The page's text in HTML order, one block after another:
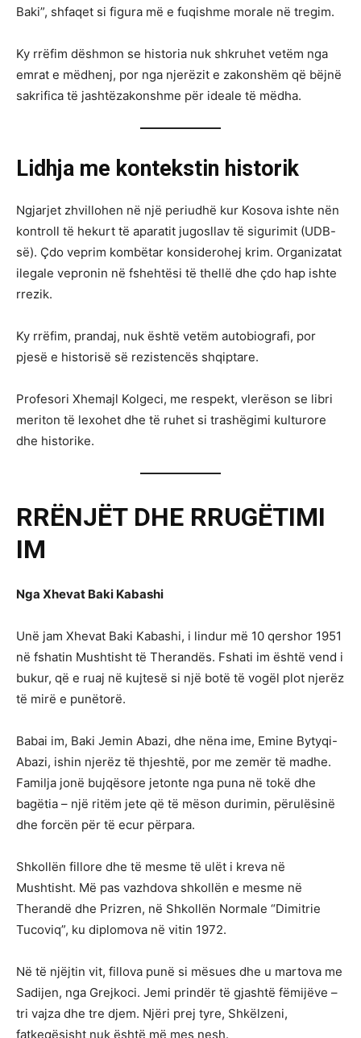
Baki”, shfaqet si figura më e fuqishme morale në tregim.
Ky rrëfim dëshmon se historia nuk shkruhet vetëm nga
emrat e mëdhenj, por nga njerëzit e zakonshëm që bëjnë
sakrifica të jashtëzakonshme për ideale të mëdha.
Lidhja me kontekstin historik
Ngjarjet zhvillohen në një periudhë kur Kosova ishte nën
kontroll të hekurt të aparatit jugosllav të sigurimit (UDB-
së). Çdo veprim kombëtar konsiderohej krim. Organizatat
ilegale vepronin në fshehtësi të thellë dhe çdo hap ishte
rrezik.
Ky rrëfim, prandaj, nuk është vetëm autobiografi, por
pjesë e historisë së rezistencës shqiptare.
Profesori Xhemajl Kolgeci, me respekt, vlerëson se libri
meriton të lexohet dhe të ruhet si trashëgimi kulturore
dhe historike.
RRËNJËT DHE RRUGËTIMI
IM
Nga Xhevat Baki Kabashi
Unë jam Xhevat Baki Kabashi, i lindur më 10 qershor 1951
në fshatin Mushtisht të Therandës. Fshati im është vend i
bukur, që e ruaj në kujtesë si një botë të vogël plot njerëz
të mirë e punëtorë.
Babai im, Baki Jemin Abazi, dhe nëna ime, Emine Bytyqi-
Abazi, ishin njerëz të thjeshtë, por me zemër të madhe.
Familja jonë bujqësore jetonte nga puna në tokë dhe
bagëtia – një ritëm jete që të mëson durimin, përulësinë
dhe forcën për të ecur përpara.
Shkollën fillore dhe të mesme të ulët i kreva në
Mushtisht. Më pas vazhdova shkollën e mesme në
Therandë dhe Prizren, në Shkollën Normale “Dimitrie
Tucoviq”, ku diplomova në vitin 1972.
Në të njëjtin vit, fillova punë si mësues dhe u martova me
Sadijen, nga Grejkoci. Jemi prindër të gjashtë fëmijëve –
tri vajza dhe tre djem. Njëri prej tyre, Shkëlzeni,
fatkeqësisht nuk është më mes nesh.